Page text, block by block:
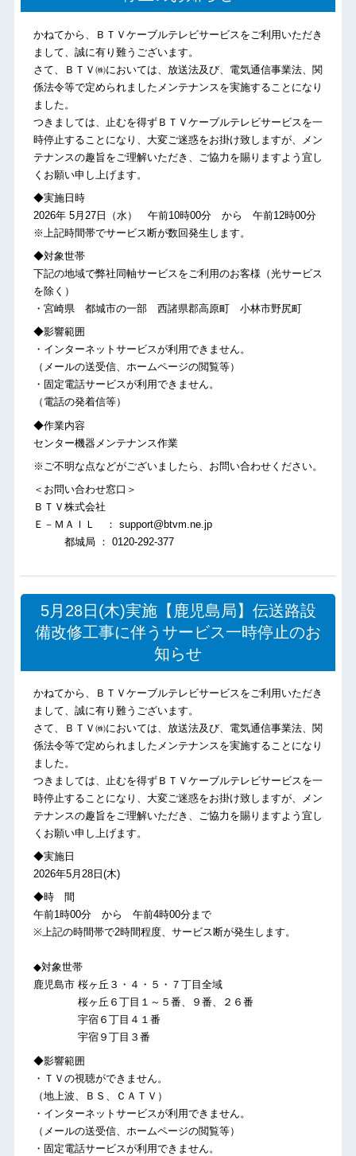
かねてから、ＢＴＶケーブルテレビサービスをご利用いただき
まして、誠に有り難うございます。
さて、ＢＴＶ㈱においては、放送法及び、電気通信事業法、関
係法令等で定められましたメンテナンスを実施することになり
ました。
つきましては、止むを得ずＢＴＶケーブルテレビサービスを一
時停止することになり、大変ご迷惑をお掛け致しますが、メン
テナンスの趣旨をご理解いただき、ご協力を賜りますよう宜し
くお願い申し上げます。
◆実施日時
2026年 5月27日（水） 午前10時00分 から 午前12時00分
※上記時間帯でサービス断が数回発生します。
◆対象世帯
下記の地域で弊社同軸サービスをご利用のお客様（光サービス
を除く）
・宮崎県 都城市の一部 西諸県郡高原町 小林市野尻町
◆影響範囲
・インターネットサービスが利用できません。
（メールの送受信、ホームページの閲覧等）
・固定電話サービスが利用できません。
（電話の発着信等）
◆作業内容
センター機器メンテナンス作業
※ご不明な点などがございましたら、お問い合わせください。
＜お問い合わせ窓口＞
ＢＴＶ株式会社
Ｅ－ＭＡＩＬ ： support@btvm.ne.jp
都城局 ： 0120-292-377
5月28日(木)実施【鹿児島局】伝送路設
備改修工事に伴うサービス一時停止のお
知らせ
かねてから、ＢＴＶケーブルテレビサービスをご利用いただき
まして、誠に有り難うございます。
さて、ＢＴＶ㈱においては、放送法及び、電気通信事業法、関
係法令等で定められましたメンテナンスを実施することになり
ました。
つきましては、止むを得ずＢＴＶケーブルテレビサービスを一
時停止することになり、大変ご迷惑をお掛け致しますが、メン
テナンスの趣旨をご理解いただき、ご協力を賜りますよう宜し
くお願い申し上げます。
◆実施日
2026年5月28日(木)
◆時 間
午前1時00分 から 午前4時00分まで
※上記の時間帯で2時間程度、サービス断が発生します。
◆対象世帯
鹿児島市 桜ヶ丘３・４・５・７丁目全域
桜ヶ丘６丁目１～５番、９番、２６番
宇宿６丁目４１番
宇宿９丁目３番
◆影響範囲
・ＴＶの視聴ができません。
（地上波、ＢＳ、ＣＡＴＶ）
・インターネットサービスが利用できません。
（メールの送受信、ホームページの閲覧等）
・固定電話サービスが利用できません。